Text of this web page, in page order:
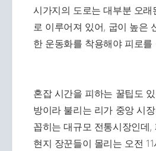
시가지의 도로는 대부분 오래
로 이루어져 있어, 굽이 높은
한 운동화를 착용해야 피로를
혼잡 시간을 피하는 꿀팁도
방이라 불리는 리가 중앙 시
꼽히는 대규모 전통시장인데,
현지 장꾼들이 몰리는 오전